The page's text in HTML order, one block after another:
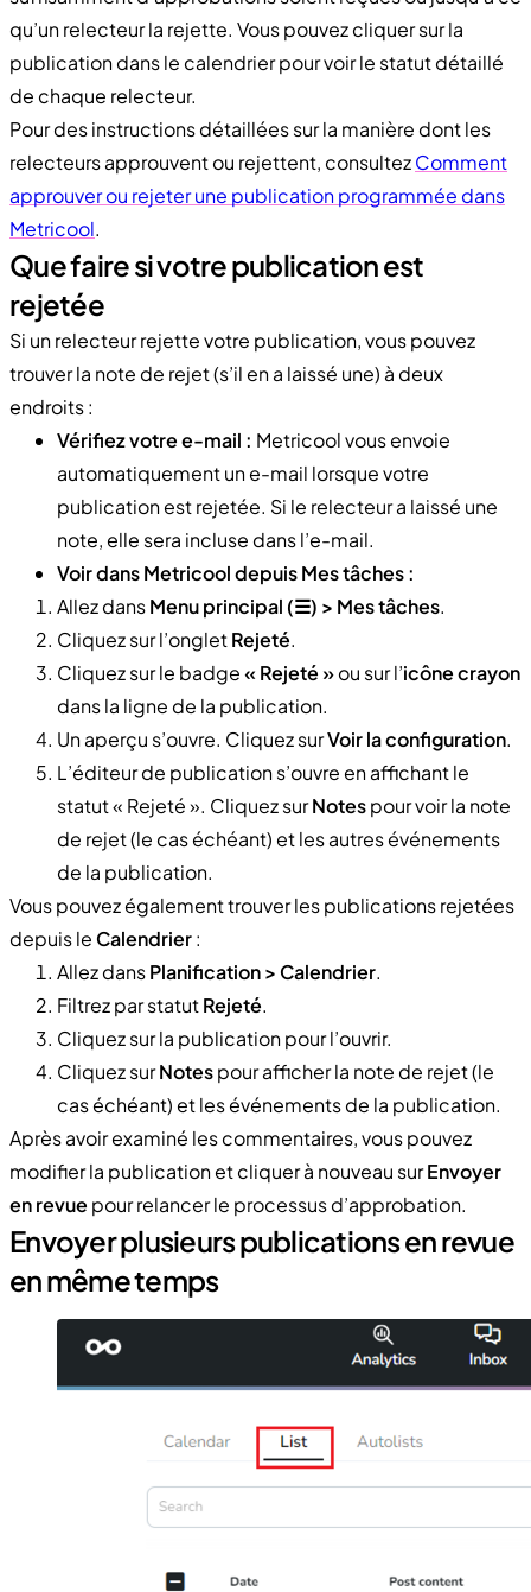
qu’un relecteur la rejette. Vous pouvez cliquer sur la
publication dans le calendrier pour voir le statut détaillé
de chaque relecteur.
Pour des instructions détaillées sur la manière dont les
relecteurs approuvent ou rejettent, consultezComment
approuver ou rejeter une publication programmée dans
Metricool.
Que faire si votre publication est
rejetée
Si un relecteur rejette votre publication, vous pouvez
trouver la note de rejet (s’il en a laissé une) à deux
endroits :
Vérifiez votre e-mail : Metricool vous envoie
automatiquement un e-mail lorsque votre
publication est rejetée. Si le relecteur a laissé une
note, elle sera incluse dans l’e-mail.
Voir dans Metricool depuis Mes tâches :
Allez dansMenu principal (☰) > Mes tâches.
Cliquez sur l’ongletRejeté.
Cliquez sur le badge« Rejeté »ou sur l’icône crayon
dans la ligne de la publication.
Un aperçu s’ouvre. Cliquez surVoir la configuration.
L’éditeur de publication s’ouvre en affichant le
statut « Rejeté ». Cliquez surNotespour voir la note
de rejet (le cas échéant) et les autres événements
de la publication.
Vous pouvez également trouver les publications rejetées
depuis le Calendrier:
Allez dansPlanification > Calendrier.
Filtrez par statutRejeté.
Cliquez sur la publication pour l’ouvrir.
Cliquez surNotespour afficher la note de rejet (le
cas échéant) et les événements de la publication.
Après avoir examiné les commentaires, vous pouvez
modifier la publication et cliquer à nouveau surEnvoyer
en revue pour relancer le processus d’approbation.
Envoyer plusieurs publications en revue
en même temps